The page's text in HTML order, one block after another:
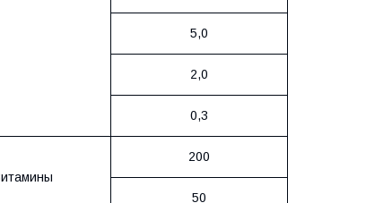
5,0
2,0
0,3
200
50